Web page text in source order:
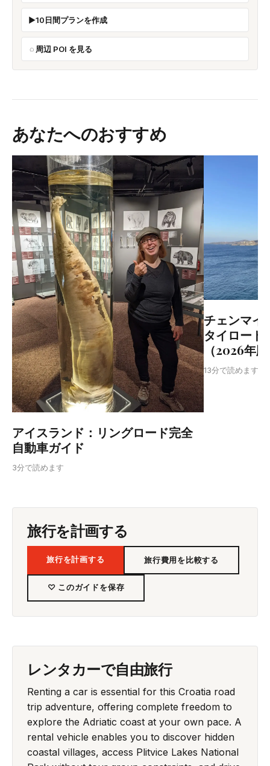
10日間プランを作成
周辺 POI を見る
あなたへのおすすめ
アイスランド：リングロード完全
自動車ガイド
3分で読めます
チェンマイ
タイロード
（2026年
13分で読めます
旅行を計画する
旅行を計画する 旅行費用を比較する
♡ このガイドを保存
レンタカーで自由旅行
Renting a car is essential for this Croatia road
trip adventure, offering complete freedom to
explore the Adriatic coast at your own pace. A
rental vehicle enables you to discover hidden
coastal villages, access Plitvice Lakes National